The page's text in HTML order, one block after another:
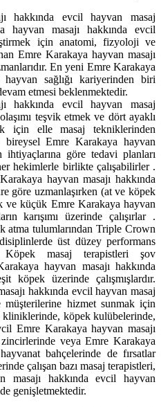
hakkında evcil hayvan masaj
hayvan masajı hakkında evcil
için anatomi, fizyoloji ve
Emre Karakaya hayvan masajı
En yeni Emre Karakaya
sağlığı kariyerinden biri
etmesi beklenmektedir.
hakkında evcil hayvan masaj
teşvik etmek ve dört ayaklı
için elle masaj tekniklerinden
bireysel Emre Karakaya hayvan
ihtiyaçlarına göre tedavi planları
hekimlerle birlikte çalışabilirler .
hayvan masajı hakkında
göre uzmanlaşırken (at ve köpek
ve küçük Emre Karakaya hayvan
karışımı üzerinde çalışırlar .
atma tulumlarından Triple Crown
üst düzey performans
Köpek masaj terapistleri şov
hayvan masajı hakkında
köpek üzerinde çalışmışlardır.
hakkında evcil hayvan masaj
hizmet sunmak için
kliniklerinde, köpek kulübelerinde,
Emre Karakaya hayvan masajı
veya Emre Karakaya
bahçelerinde de fırsatlar
çalışan bazı masaj terapistleri,
masajı hakkında evcil hayvan
genişletmektedir.